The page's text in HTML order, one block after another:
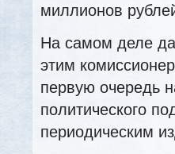
миллионов
На самом деле
этим
первую очередь
политического
периодическим